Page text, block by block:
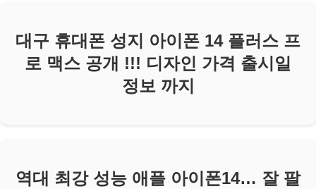
대구 휴대폰 성지 아이폰 14 플러스 프
로 맥스 공개 !!! 디자인 가격 출시일
정보 까지
역대 최강 성능 애플 아이폰14… 잘 팔